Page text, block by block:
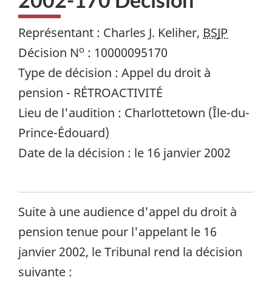
Représentant : Charles J. Keliher, BSJP
Décision No : 10000095170
Type de décision : Appel du droit à
pension - RÉTROACTIVITÉ
Lieu de l'audition : Charlottetown (Île-du-
Prince-Édouard)
Date de la décision : le 16 janvier 2002
Suite à une audience d'appel du droit à
pension tenue pour l'appelant le 16
janvier 2002, le Tribunal rend la décision
suivante :